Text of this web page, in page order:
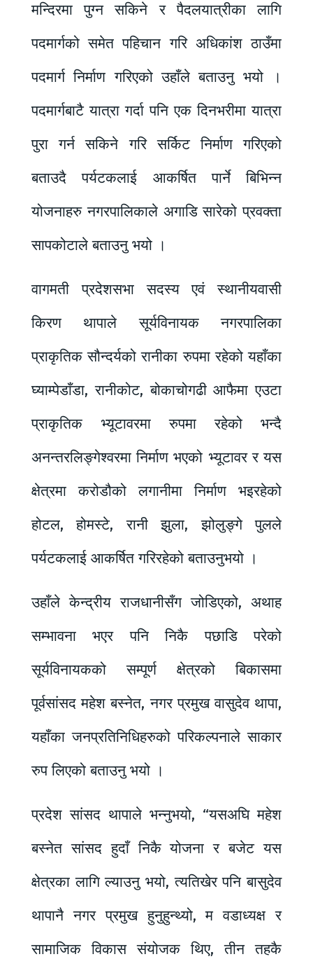
मन्दिरमा पुग्न सकिने र पैदलयात्रीका लागि
पदमार्गको समेत पहिचान गरि अधिकांश ठाउँमा
पदमार्ग निर्माण गरिएको उहाँले बताउनु भयो ।
पदमार्गबाटै यात्रा गर्दा पनि एक दिनभरीमा यात्रा
पुरा गर्न सकिने गरि सर्किट निर्माण गरिएको
बताउदै पर्यटकलाई आकर्षित पार्ने बिभिन्न
योजनाहरु नगरपालिकाले अगाडि सारेको प्रवक्ता
सापकोटाले बताउनु भयो ।
वागमती प्रदेशसभा सदस्य एवं स्थानीयवासी
किरण थापाले सूर्यविनायक नगरपालिका
प्राकृतिक सौन्दर्यको रानीका रुपमा रहेको यहाँका
घ्याम्पेडाँडा, रानीकोट, बोकाचोगढी आफैमा एउटा
प्राकृतिक भ्यूटावरमा रुपमा रहेको भन्दै
अनन्तरलिङ्गेश्वरमा निर्माण भएको भ्यूटावर र यस
क्षेत्रमा करोडौको लगानीमा निर्माण भइरहेको
होटल, होमस्टे, रानी झुला, झोलुङ्गे पुलले
पर्यटकलाई आकर्षित गरिरहेको बताउनुभयो ।
उहाँले केन्द्रीय राजधानीसँग जोडिएको, अथाह
सम्भावना भएर पनि निकै पछाडि परेको
सूर्यविनायकको सम्पूर्ण क्षेत्रको बिकासमा
पूर्वसांसद महेश बस्नेत, नगर प्रमुख वासुदेव थापा,
यहाँका जनप्रतिनिधिहरुको परिकल्पनाले साकार
रुप लिएको बताउनु भयो ।
प्रदेश सांसद थापाले भन्नुभयो, “यसअघि महेश
बस्नेत सांसद हुदाँ निकै योजना र बजेट यस
क्षेत्रका लागि ल्याउनु भयो, त्यतिखेर पनि बासुदेव
थापानै नगर प्रमुख हुनुहुन्थ्यो, म वडाध्यक्ष र
सामाजिक विकास संयोजक थिए, तीन तहकै